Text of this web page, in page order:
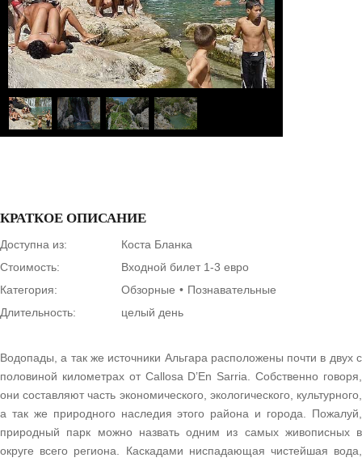
1/4
КРАТКОЕ ОПИСАНИЕ
Доступна из:
Коста Бланка
Стоимость:
Входной билет 1-3 евро
Категория:
Обзорные
Познавательные
Длительность:
целый день
Водопады, а так же источники Альгара расположены почти в двух с
половиной километрах от Callosa D’En Sarria. Собственно говоря,
они составляют часть экономического, экологического, культурного,
а так же природного наследия этого района и города. Пожалуй,
природный парк можно назвать одним из самых живописных в
округе всего региона. Каскадами ниспадающая чистейшая вода,